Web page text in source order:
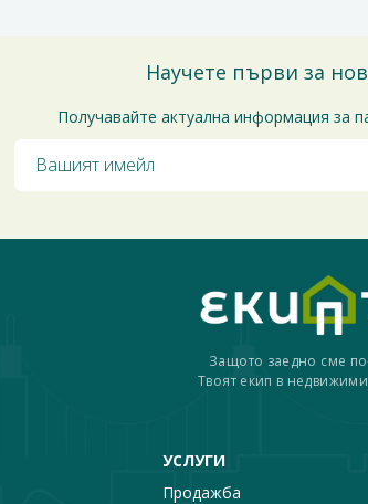
Научете първи за
Получавайте актуална информация за
Защото заедно сме
Твоят екип в
УСЛУГИ
Продажба